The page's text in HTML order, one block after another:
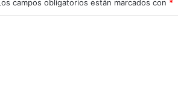
campos obligatorios están marcados con *